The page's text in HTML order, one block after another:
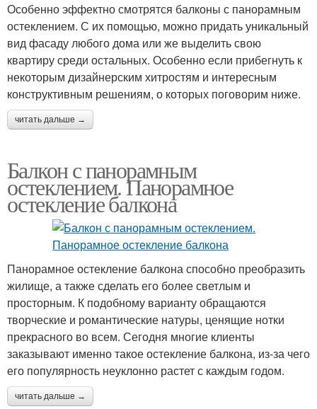
Особенно эффектно смотрятся балконы с панорамным
остеклением. С их помощью, можно придать уникальный
вид фасаду любого дома или же выделить свою
квартиру среди остальных. Особенно если прибегнуть к
некоторым дизайнерским хитростям и интересным
конструктивным решениям, о которых поговорим ниже.
читать дальше →
Балкон с панорамным
остеклением. Панорамное
остекление балкона
Панорамное остекление балкона способно преобразить
жилище, а также сделать его более светлым и
просторным. К подобному варианту обращаются
творческие и романтические натуры, ценящие нотки
прекрасного во всем. Сегодня многие клиенты
заказывают именно такое остекление балкона, из-за чего
его популярность неуклонно растет с каждым годом.
читать дальше →